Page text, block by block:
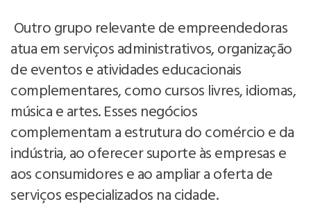
Outro grupo relevante de empreendedoras
atua em serviços administrativos, organização
de eventos e atividades educacionais
complementares, como cursos livres, idiomas,
música e artes. Esses negócios
complementam a estrutura do comércio e da
indústria, ao oferecer suporte às empresas e
aos consumidores e ao ampliar a oferta de
serviços especializados na cidade.